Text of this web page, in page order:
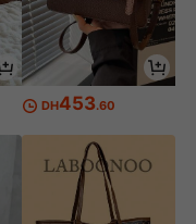
DH453.60